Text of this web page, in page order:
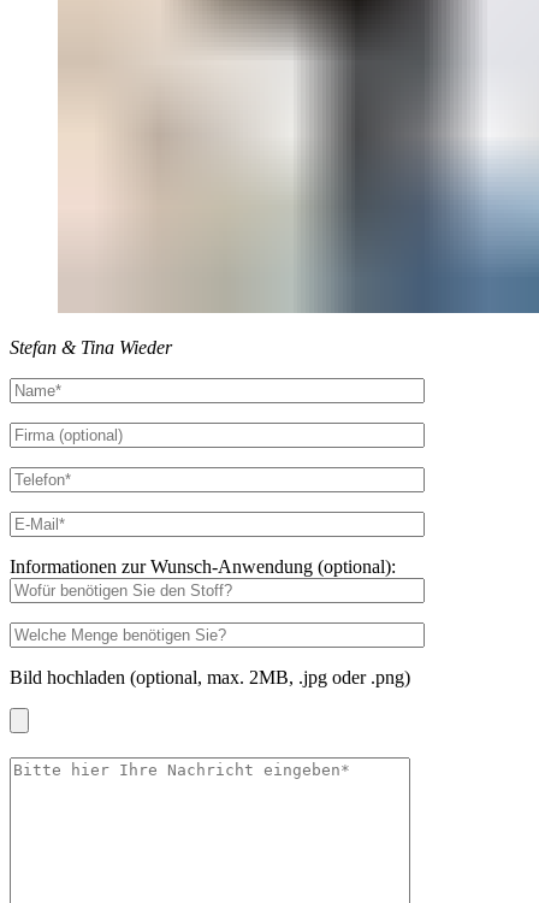
Stefan & Tina Wieder
Informationen zur Wunsch-Anwendung (optional):
Bild hochladen (optional, max. 2MB, .jpg oder .png)